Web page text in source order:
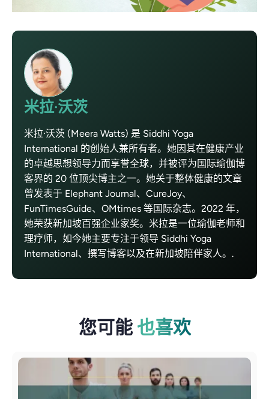
米拉·沃茨
米拉·沃茨 (Meera Watts) 是 Siddhi Yoga
International 的创始人兼所有者。她因其在健康产业
的卓越思想领导力而享誉全球，并被评为国际瑜伽博
客界的 20 位顶尖博主之一。她关于整体健康的文章
曾发表于 Elephant Journal、CureJoy、
FunTimesGuide、OMtimes 等国际杂志。2022 年，
她荣获新加坡百强企业家奖。米拉是一位瑜伽老师和
理疗师，如今她主要专注于领导 Siddhi Yoga
International、撰写博客以及在新加坡陪伴家人。.
您可能 也喜欢